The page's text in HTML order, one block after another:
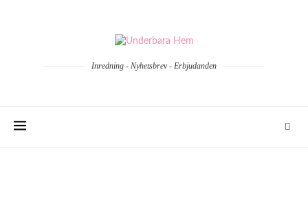
Inredning - Nyhetsbrev - Erbjudanden